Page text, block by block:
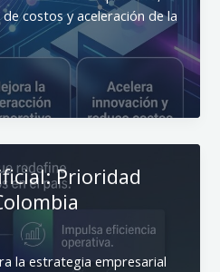
costos y aceleración de la
Prioridad
la estrategia empresarial